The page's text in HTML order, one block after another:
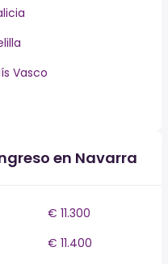
Vasco
en Navarra
€ 11.300
€ 11.400